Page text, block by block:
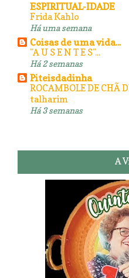
ESPIRITUAL-IDADE
Frida Kahlo
Há uma semana
Coisas de uma vida...
"A U S E N T E S"...
Há 2 semanas
Piteisdadinha
ROCAMBOLE DE CHÃ
talharim
Há 3 semanas
A